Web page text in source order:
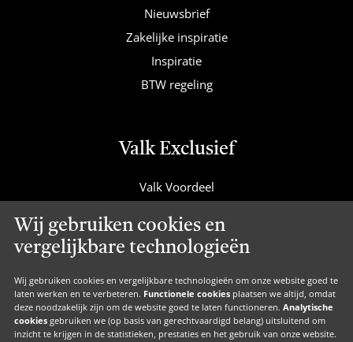
Wij gebruiken cookies en
vergelijkbare technologieën
Wij gebruiken cookies en vergelijkbare technologieën om onze website goed te
laten werken en te verbeteren. Functionele cookies plaatsen we altijd, omdat
deze noodzakelijk zijn om de website goed te laten functioneren. Analytische
cookies gebruiken we (op basis van gerechtvaardigd belang) uitsluitend om
inzicht te krijgen in de statistieken, prestaties en het gebruik van onze website.
Nieuwsbrief
Zakelijke inspiratie
Inspiratie
BTW regeling
Valk Exclusief
Valk Voordeel
Valk Suites
Valk Jobs
Valk Exclusief Membership
Valk Voor Thuis
Valk Exclusief Zakelijk